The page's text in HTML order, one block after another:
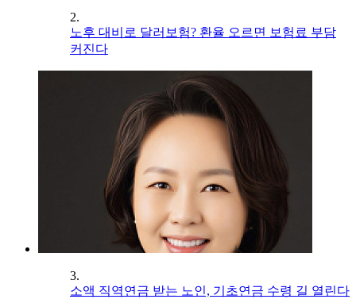
2.
노후 대비로 달러보험? 환율 오르면 보험료 부담
커진다
3.
소액 직역연금 받는 노인, 기초연금 수령 길 열린다